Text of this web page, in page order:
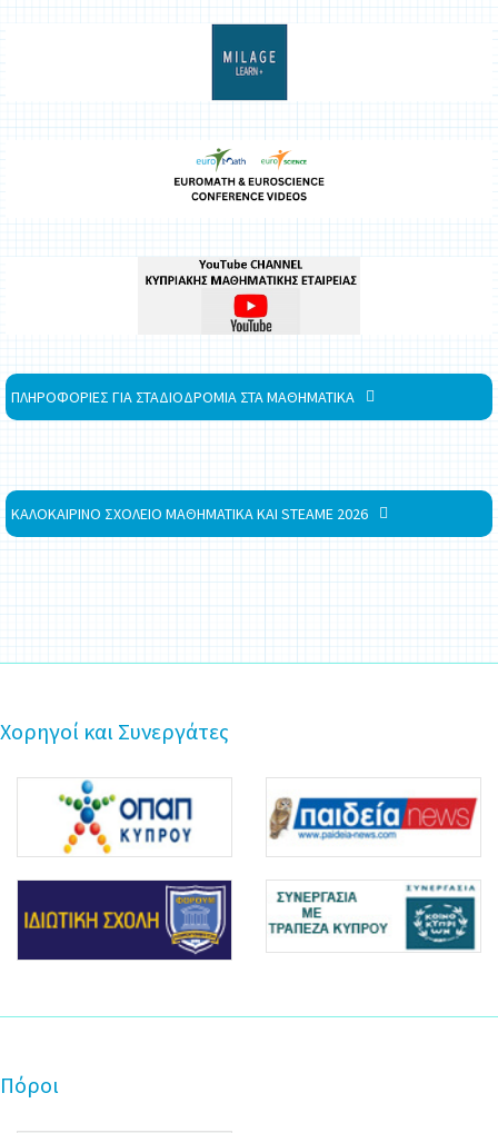
ΠΛΗΡΟΦΟΡΙΕΣ ΓΙΑ ΣΤΑΔΙΟΔΡΟΜΙΑ ΣΤΑ ΜΑΘΗΜΑΤΙΚΑ
ΚΑΛΟΚΑΙΡΙΝΟ ΣΧΟΛΕΙΟ ΜΑΘΗΜΑΤΙΚΑ ΚΑΙ STEAME 2026
Χορηγοί και Συνεργάτες
Πόροι